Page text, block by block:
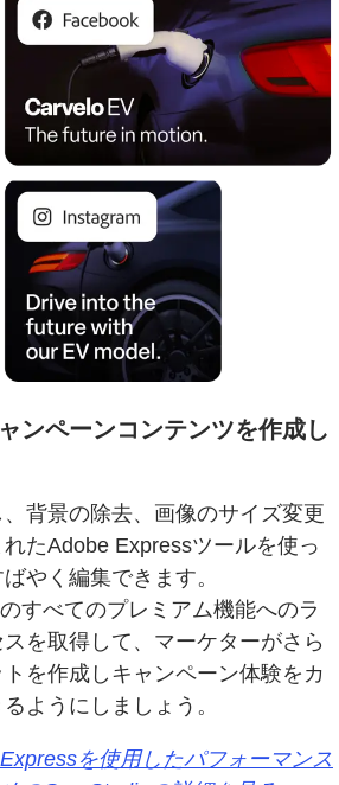
ンペーンコンテンツを作成し
背景の除去、画像のサイズ変更
たAdobe Expressツールを使っ
やく編集できます。
すべてのプレミアム機能へのラ
を取得して、マーケターがさら
を作成しキャンペーン体験をカ
ようにしましょう。
を使用したパフォーマンス